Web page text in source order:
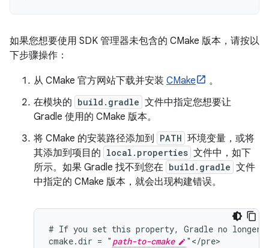
如果您想要使用 SDK 管理器未包含的 CMake 版本，请按以
下步骤操作：
从 CMake 官方网站下载并安装 CMake
。
在模块的 build.gradle 文件中指定您想要让
Gradle 使用的 CMake 版本。
将 CMake 的安装路径添加到
PATH 环境变量，或将
其添加到项目的 local.properties 文件中，如下
所示。如果 Gradle 找不到您在 build.gradle 文件
中指定的 CMake 版本，就会出现构建错误。
# If you set this property, Gradle no longer
cmake.dir = " path-to-cmake